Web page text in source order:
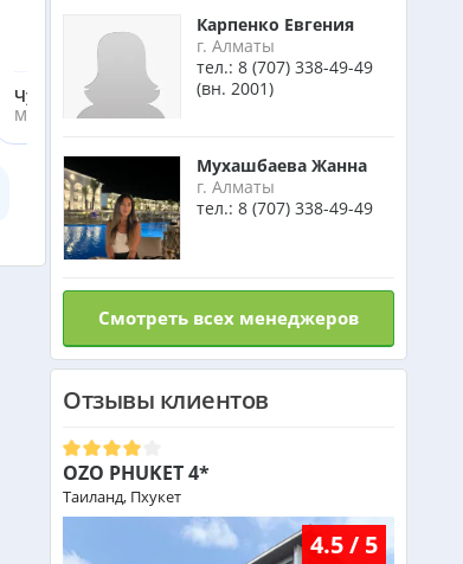
Чугаров Ялкунжан
Менеджер ht.kz
от 740 000 тг.
Малайзия из Алматы
от 383 000 тг.
Индия (ГОА) из Алматы
Италия из Алматы
Чехия из Алматы
Греция из Алматы
Сейшелы из Алматы
Карпенко Евгения
г. Алматы
тел.: 8 (707) 338-49-49
(вн. 2001)
Мухашбаева Жанна
г. Алматы
тел.: 8 (707) 338-49-49
Смотреть всех менеджеров
Отзывы клиентов
OZO PHUKET 4*
Таиланд, Пхукет
4.5 / 5